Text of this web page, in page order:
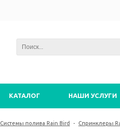
КАТАЛОГ НАШИ УСЛУГИ
Системы полива Rain Bird - Спринклеры